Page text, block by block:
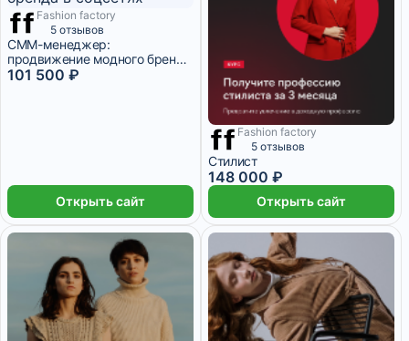
3 месяцаFashion factory
5 отзывов
СММ-менеджер:
продвижение модного бренда
в соцсетях
101 500 ₽
Открыть сайт
4 месяца
Fashion factory
5 отзывов
Стилист
148 000 ₽
Открыть сайт